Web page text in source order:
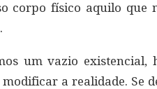
corpo físico aquilo que
um vazio existencial,
a realidade. Se